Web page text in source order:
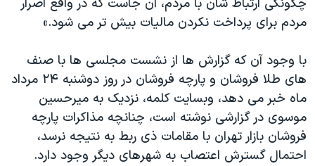
مردم برای پرداخت نکردن مالیات بیش تر می شود.»
با وجود آن که گزارش ها از نشست مجلسی ها با صنف
های طلا فروشان و پارچه فروشان در روز دوشنبه ۲۴ مرداد
ماه خبر می دهد، وبسایت کلمه، نزدیک به میرحسین
موسوی در گزارشی نوشته است، چنانچه مذاکرات پارچه
فروشان بازار تهران با مقامات ذی ربط به نتیجه نرسد،
احتمال گسترش اعتصاب به شهرهای دیگر وجود دارد.